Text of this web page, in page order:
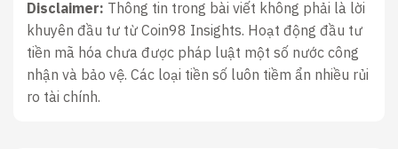
Disclaimer: Thông tin trong bài viết không phải là lời
khuyên đầu tư từ Coin98 Insights. Hoạt động đầu tư
tiền mã hóa chưa được pháp luật một số nước công
nhận và bảo vệ. Các loại tiền số luôn tiềm ẩn nhiều rủi
ro tài chính.